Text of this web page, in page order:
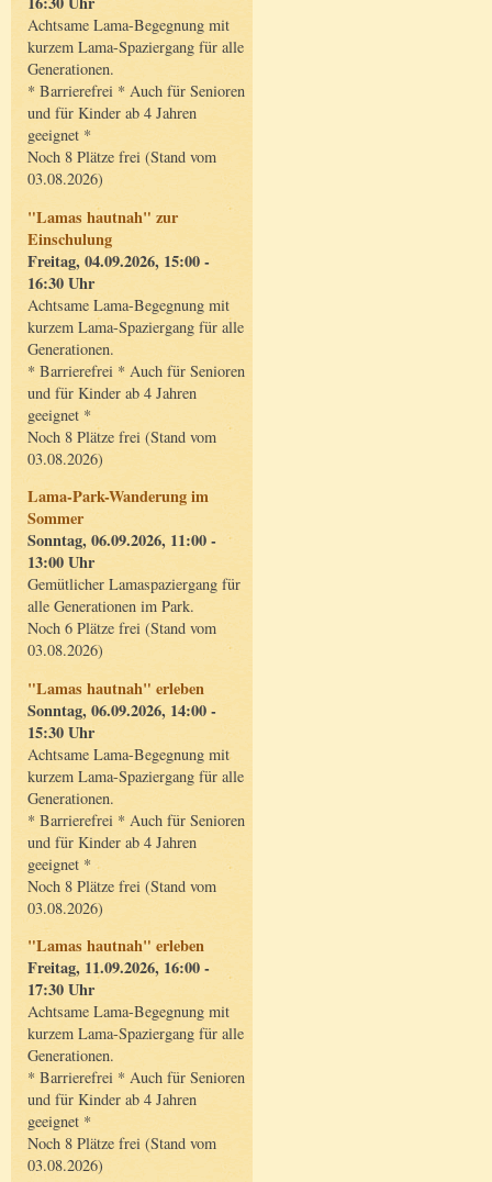
Achtsame Lama-Begegnung mit
kurzem Lama-Spaziergang für alle
Generationen.
* Barrierefrei * Auch für Senioren
und für Kinder ab 4 Jahren
geeignet *
Noch 8 Plätze frei (Stand vom
03.08.2026)
"Lamas hautnah" zur
Einschulung
Freitag, 04.09.2026, 15:00 -
16:30 Uhr
Achtsame Lama-Begegnung mit
kurzem Lama-Spaziergang für alle
Generationen.
* Barrierefrei * Auch für Senioren
und für Kinder ab 4 Jahren
geeignet *
Noch 8 Plätze frei (Stand vom
03.08.2026)
Lama-Park-Wanderung im
Sommer
Sonntag, 06.09.2026, 11:00 -
13:00 Uhr
Gemütlicher Lamaspaziergang für
alle Generationen im Park.
Noch 6 Plätze frei (Stand vom
03.08.2026)
"Lamas hautnah" erleben
Sonntag, 06.09.2026, 14:00 -
15:30 Uhr
Achtsame Lama-Begegnung mit
kurzem Lama-Spaziergang für alle
Generationen.
* Barrierefrei * Auch für Senioren
und für Kinder ab 4 Jahren
geeignet *
Noch 8 Plätze frei (Stand vom
03.08.2026)
"Lamas hautnah" erleben
Freitag, 11.09.2026, 16:00 -
17:30 Uhr
Achtsame Lama-Begegnung mit
kurzem Lama-Spaziergang für alle
Generationen.
* Barrierefrei * Auch für Senioren
und für Kinder ab 4 Jahren
geeignet *
Noch 8 Plätze frei (Stand vom
03.08.2026)